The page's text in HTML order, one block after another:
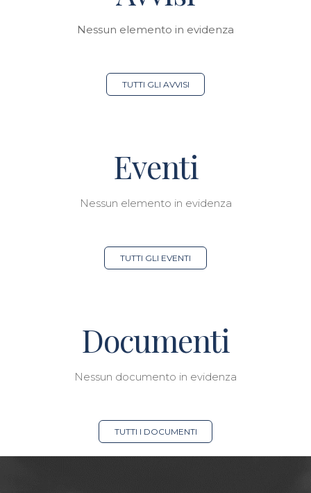
Nessun elemento in evidenza
TUTTI GLI AVVISI
Eventi
Nessun elemento in evidenza
TUTTI GLI EVENTI
Documenti
Nessun documento in evidenza
TUTTI I DOCUMENTI